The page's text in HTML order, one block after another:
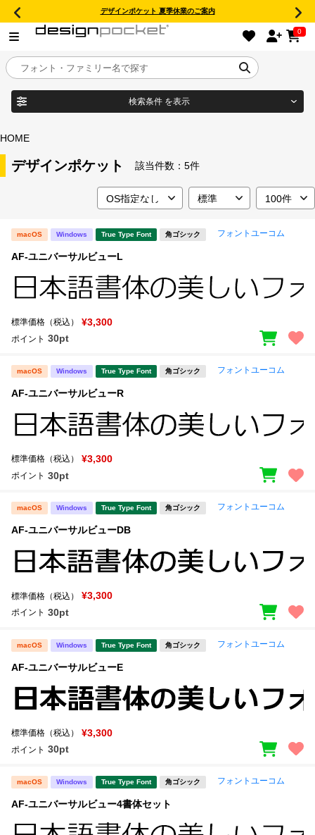
デザインポケット 夏季休業のご案内
0
目的別フォントガイド
特集
年間ライセンス商品
キャンペーン一覧
新着一覧
マイページ
お気に入り
ご利用ガイド
よくあるご質問
検索条件 を表示
宋朝体
教科書体 行書体
すべてを表示
セット or 単体
文字種類
リセット 検索
HOME
デザインポケット 該当件数： 5件
macOS Windows True Type Font 角ゴシック フォントユーコム
AF-ユニバーサルビューL
標準価格（税込） ¥3,300
ポイント 30pt
macOS Windows True Type Font 角ゴシック フォントユーコム
AF-ユニバーサルビューR
標準価格（税込） ¥3,300
ポイント 30pt
macOS Windows True Type Font 角ゴシック フォントユーコム
AF-ユニバーサルビューDB
標準価格（税込） ¥3,300
ポイント 30pt
macOS Windows True Type Font 角ゴシック フォントユーコム
AF-ユニバーサルビューE
標準価格（税込） ¥3,300
ポイント 30pt
macOS Windows True Type Font 角ゴシック フォントユーコム
AF-ユニバーサルビュー4書体セット